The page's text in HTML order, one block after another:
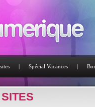
| Spécial Vacances |